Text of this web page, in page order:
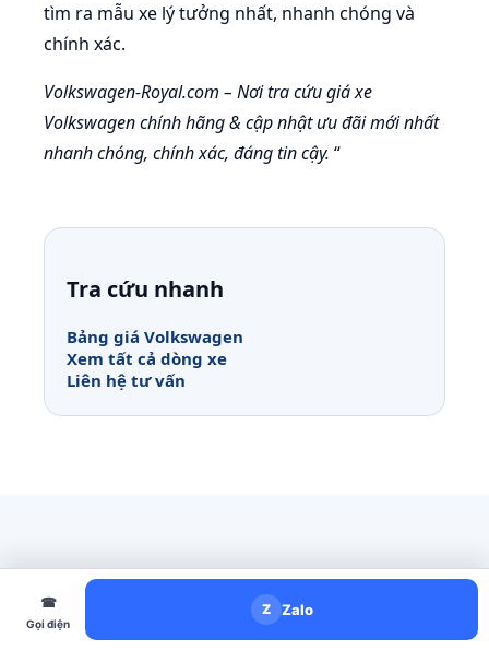
tìm ra mẫu xe lý tưởng nhất, nhanh chóng và
chính xác.
Volkswagen-Royal.com – Nơi tra cứu giá xe
Volkswagen chính hãng & cập nhật ưu đãi mới nhất
nhanh chóng, chính xác, đáng tin cậy. “
Tra cứu nhanh
Bảng giá Volkswagen
Xem tất cả dòng xe
Liên hệ tư vấn
Bài viết liên quan
☎
Gọi điện
Z Zalo